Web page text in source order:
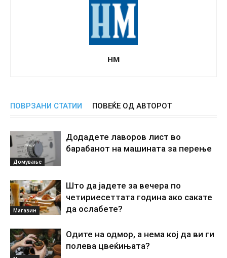
НМ
ПОВРЗАНИ СТАТИИ ПОВЕЌЕ ОД АВТОРОТ
Домување
Додадете лаворов лист во
барабанот на машината за перење
Магазин
Што да јадете за вечера по
четириесеттата година ако сакате
да ослабете?
Одите на одмор, а нема кој да ви ги
полева цвеќињата?